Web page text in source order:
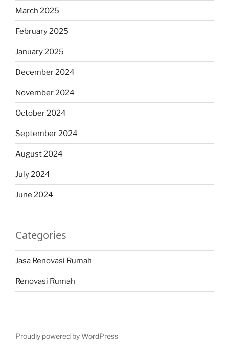
March 2025
February 2025
January 2025
December 2024
November 2024
October 2024
September 2024
August 2024
July 2024
June 2024
Categories
Jasa Renovasi Rumah
Renovasi Rumah
Proudly powered by WordPress